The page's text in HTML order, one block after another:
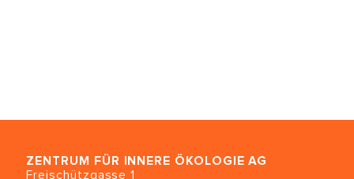
ZENTRUM FÜR INNERE ÖKOLOGIE AG
Freischützgasse 1